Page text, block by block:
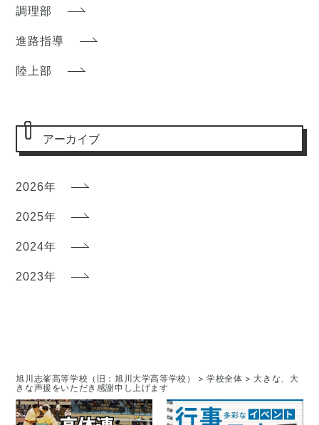
調理部
進路指導
陸上部
アーカイブ
2026年
2025年
2024年
2023年
旭川志峯高等学校（旧：旭川大学高等学校） >学校全体 > 大きな、大
きな声援をいただき感謝申し上げます